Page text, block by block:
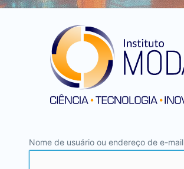
Nome de usuário ou endereço de e-mail